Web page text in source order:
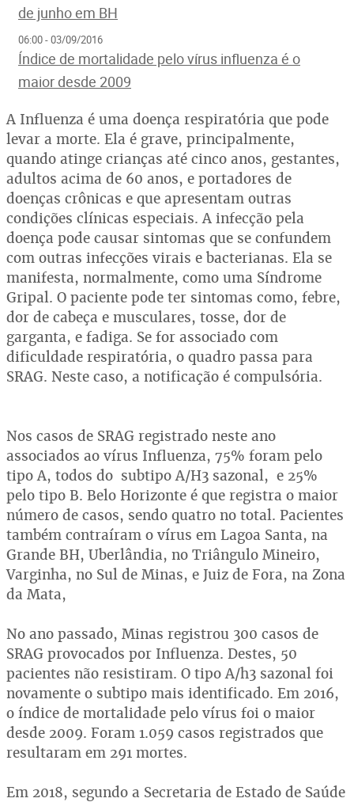
de junho em BH
06:00 - 03/09/2016
Índice de mortalidade pelo vírus influenza é o
maior desde 2009
A Influenza é uma doença respiratória que pode
levar a morte. Ela é grave, principalmente,
quando atinge crianças até cinco anos, gestantes,
adultos acima de 60 anos, e portadores de
doenças crônicas e que apresentam outras
condições clínicas especiais. A infecção pela
doença pode causar sintomas que se confundem
com outras infecções virais e bacterianas. Ela se
manifesta, normalmente, como uma Síndrome
Gripal. O paciente pode ter sintomas como, febre,
dor de cabeça e musculares, tosse, dor de
garganta, e fadiga. Se for associado com
dificuldade respiratória, o quadro passa para
SRAG. Neste caso, a notificação é compulsória.
Nos casos de SRAG registrado neste ano
associados ao vírus Influenza, 75% foram pelo
tipo A, todos do subtipo A/H3 sazonal, e 25%
pelo tipo B. Belo Horizonte é que registra o maior
número de casos, sendo quatro no total. Pacientes
também contraíram o vírus em Lagoa Santa, na
Grande BH, Uberlândia, no Triângulo Mineiro,
Varginha, no Sul de Minas, e Juiz de Fora, na Zona
da Mata,
No ano passado, Minas registrou 300 casos de
SRAG provocados por Influenza. Destes, 50
pacientes não resistiram. O tipo A/h3 sazonal foi
novamente o subtipo mais identificado. Em 2016,
o índice de mortalidade pelo vírus foi o maior
desde 2009. Foram 1.059 casos registrados que
resultaram em 291 mortes.
Em 2018, segundo a Secretaria de Estado de Saúde